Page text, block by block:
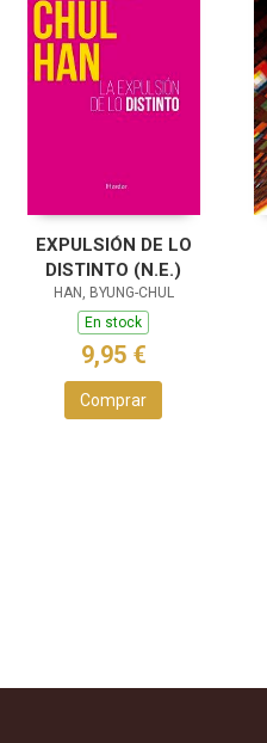
EXPULSIÓN DE LO
DISTINTO (N.E.)
HAN, BYUNG-CHUL
En stock
9,95 €
Comprar